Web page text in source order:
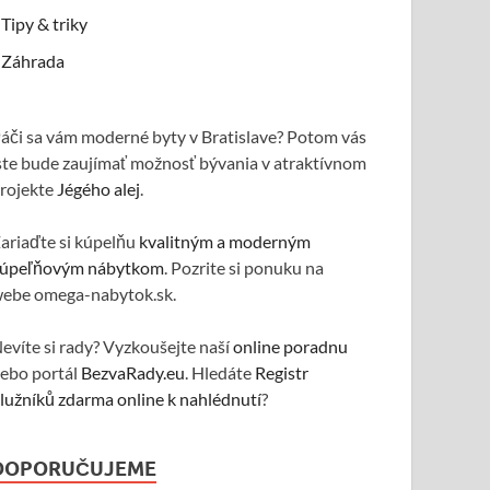
Tipy & triky
Záhrada
sa vám moderné byty v Bratislave? Potom vás
bude zaujímať možnosť bývania v atraktívnom
Jégého alej.
si kúpelňu kvalitným a moderným
nábytkom. Pozrite si ponuku na
omega-nabytok.sk.
si rady? Vyzkoušejte našíonline poradnu
portál BezvaRady.eu. Hledáte Registr
zdarma online k nahlédnutí?